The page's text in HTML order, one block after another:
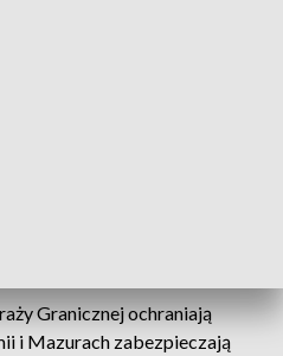
Granicznej ochraniają
i Mazurach zabezpieczają